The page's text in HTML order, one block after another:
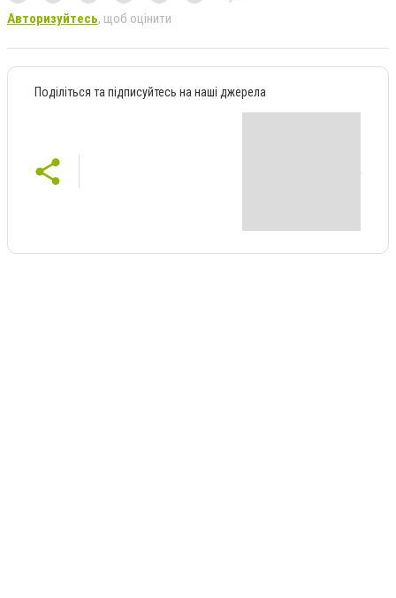
Авторизуйтесь, щоб оцінити
Поділіться та підписуйтесь на наші джерела